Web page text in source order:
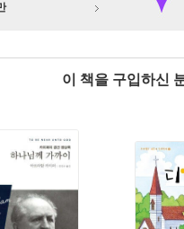
이 책을 구입하신